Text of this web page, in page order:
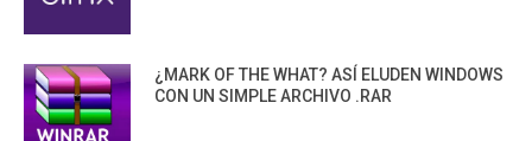
¿MARK OF THE WHAT? ASÍ ELUDEN WINDOWS
CON UN SIMPLE ARCHIVO .RAR